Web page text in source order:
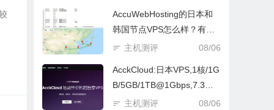
AccuWebHosting的日本和
韩国节点VPS怎么样？有实
测测评吗？
08/06
主机测评
AcckCloud:日本VPS,1核/1G
B/5GB/1TB@1Gbps,7.3元/
月 测评
08/06
主机测评